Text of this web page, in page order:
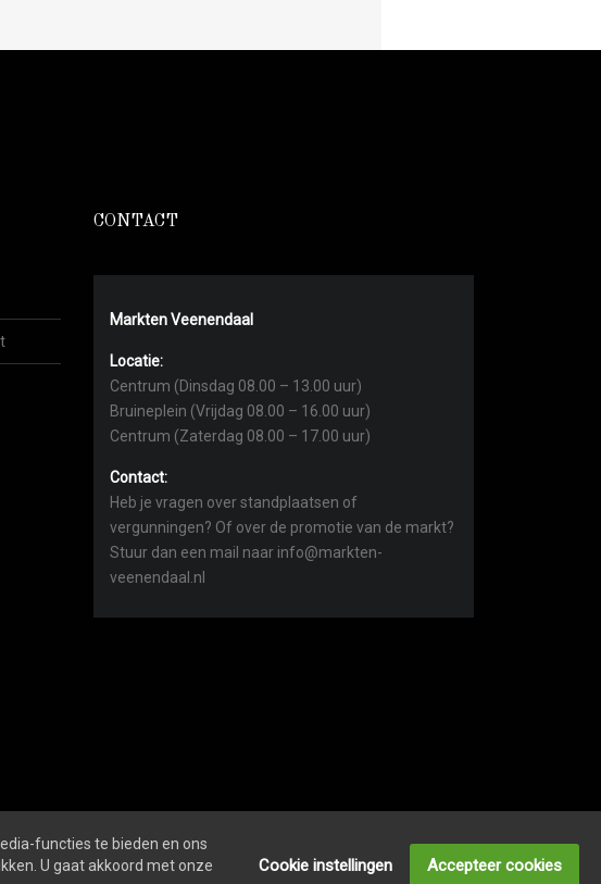
CONTACT
Markten Veenendaal
Locatie:
Centrum (Dinsdag 08.00 – 13.00 uur)
Bruineplein (Vrijdag 08.00 – 16.00 uur)
Centrum (Zaterdag 08.00 – 17.00 uur)
Contact:
Heb je vragen over standplaatsen of
vergunningen? Of over de promotie van de markt?
Stuur dan een mail naar info@markten-
veenendaal.nl
PRIVACY- EN COOKIEVERKLARING ONDERNEMER LOGIN
functies te bieden en ons
U gaat akkoord met onze
Cookie instellingen Accepteer cookies